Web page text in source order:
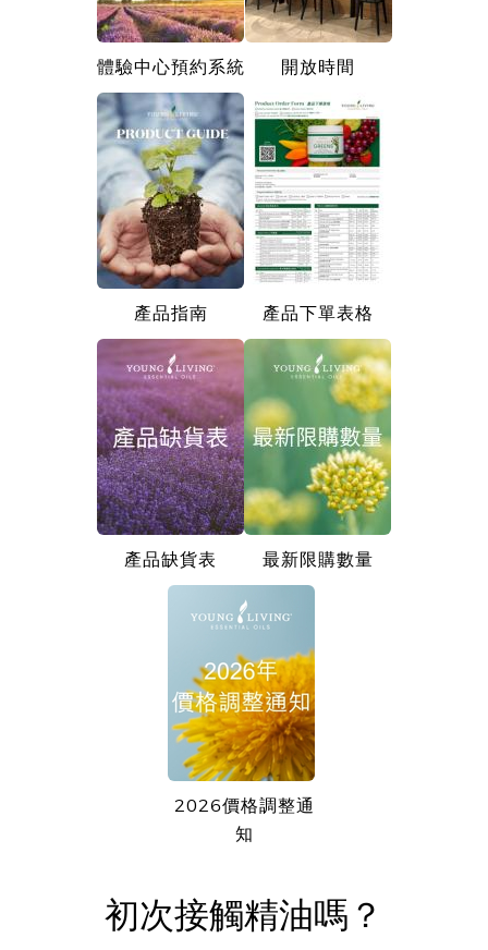
體驗中心預約系統 開放時間
產品指南 產品下單表格
產品缺貨表 最新限購數量
2026價格調整通
知
初次接觸精油嗎？